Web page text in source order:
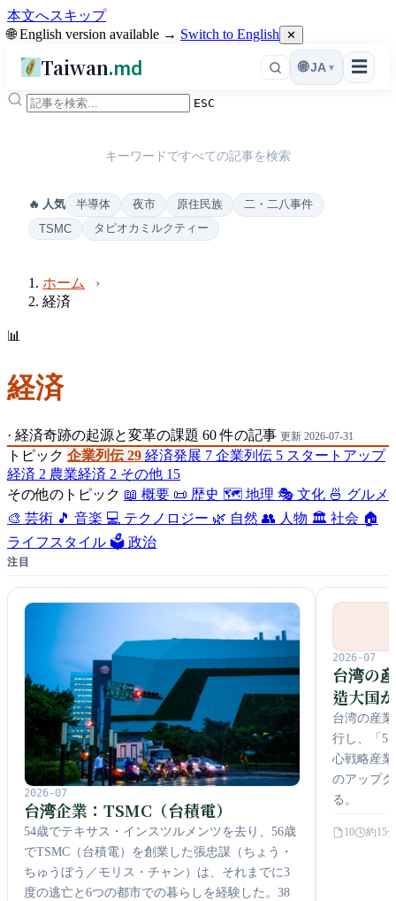
本文へスキップ
🌐 English version available → Switch to English ✕
Taiwan.md ☰
🌐 JA ▾
ESC
キーワードですべての記事を検索
🔥 人気 半導体 夜市 原住民族
二・二八事件
TSMC
タピオカミルクティー
ホーム
経済
📊
経済
· 経済奇跡の起源と変革の課題 60 件の記事 更新 2026-07-31
トピック 企業列伝29 経済発展 7 企業列伝 5 スタートアップ
経済 2 農業経済 2 その他 15
その他のトピック 📖 概要 📜 歴史 🗺️ 地理 🎭 文化 🍜 グルメ
🎨 芸術 🎵 音楽 💻 テクノロジー 🌿 自然 👥 人物 🏛️ 社会 🏠
ライフスタイル 🗳️ 政治
注目
2026-07
台湾企業：TSMC（台積電）
54歳でテキサス・インスツルメンツを去り、56歳
でTSMC（台積電）を創業した張忠謀（ちょう・
ちゅうぼう／モリス・チャン）は、それまでに3
度の逃亡と6つの都市での暮らしを経験した。38
2026-07
台湾の
造大国
台湾の産
行し、「
心戦略産
のアップ
る。
10 約15